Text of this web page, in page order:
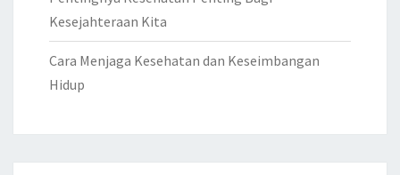
Kesejahteraan Kita
Cara Menjaga Kesehatan dan Keseimbangan
Hidup